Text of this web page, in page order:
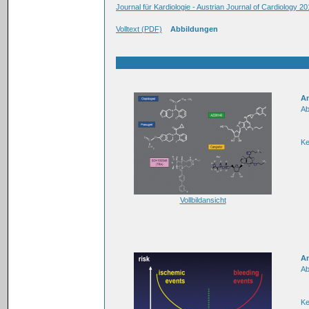
Journal für Kardiologie - Austrian Journal of Cardiology
Volltext (PDF) Abbildungen
Vollbildansicht